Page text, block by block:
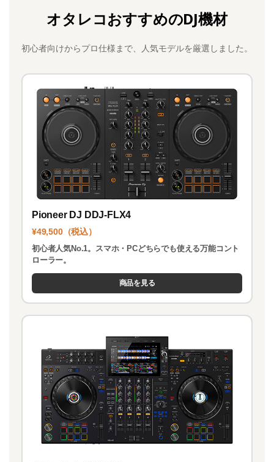
b
o
o
k
o
d
o
n
l
オタレコおすすめのDJ機材
初心者向けからプロ仕様まで、人気モデルを厳選しました。
Pioneer DJ DDJ-FLX4
¥49,500（税込）
初心者人気No.1。スマホ・PCどちらでも使える万能コント
ローラー。
商品を見る